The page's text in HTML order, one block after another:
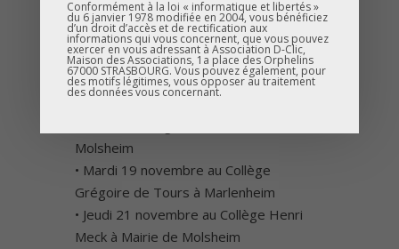
troisième.
Quatre journées ont déjà été
organisées :
Molsheim
•⁠ ⁠Mardi 19 novembre au Collège
Grégoire de Tours à Marlenheim
•⁠ ⁠Jeudi 21 novembre au Collège Henri
Meck à Mairie de Molsheim
Conformément à la loi « informatique et libertés »
du 6 janvier 1978 modifiée en 2004, vous bénéficiez
d’un droit d’accès et de rectification aux
informations qui vous concernent, que vous pouvez
exercer en vous adressant à Association D-Clic,
Maison des Associations, 1a place des Orphelins
67000 STRASBOURG. Vous pouvez également, pour
des motifs légitimes, vous opposer au traitement
des données vous concernant.